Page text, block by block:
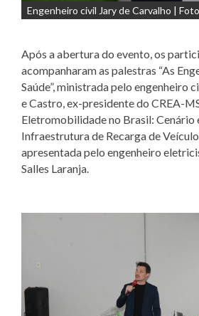
Engenheiro civil Jary de Carvalho |
Após a abertura do evento, os
acompanharam as palestras “As
Saúde”, ministrada pelo engenheiro
e Castro, ex-presidente do CREA-
Eletromobilidade no Brasil: Cenário
Infraestrutura de Recarga de
apresentada pelo engenheiro
Salles Laranja.